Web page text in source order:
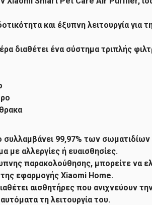
και έξυπνη λειτουργία για
διαθέτει ένα σύστημα τριπλής
συλλαμβάνει 99,97% των
με αλλεργίες ή ευαισθησίες.
παρακολούθησης, μπορείτε να
εφαρμογής Xiaomi Home.
αισθητήρες που ανιχνεύουν
τη λειτουργία του.